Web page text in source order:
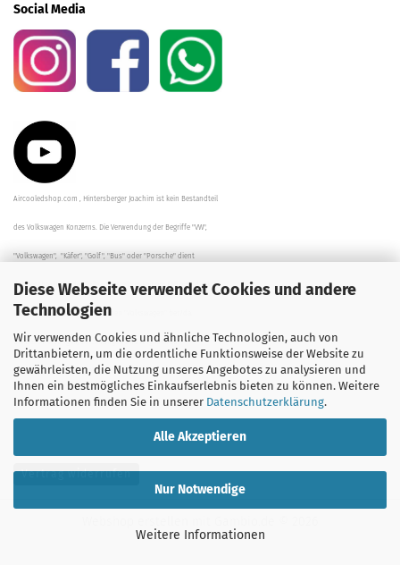
Diese Webseite verwendet Cookies und andere
Technologien
Wir verwenden Cookies und ähnliche Technologien, auch von
Drittanbietern, um die ordentliche Funktionsweise der Website zu
gewährleisten, die Nutzung unseres Angebotes zu analysieren und
Ihnen ein bestmögliches Einkaufserlebnis bieten zu können. Weitere
Informationen finden Sie in unserer Datenschutzerklärung.
Alle Akzeptieren
Nur Notwendige
Weitere Informationen
Social Media
Aircooledshop.com , Hintersberger Joachim ist kein Bestandteil
des Volkswagen Konzerns. Die Verwendung der Begriffe "VW",
"Volkswagen", "Käfer", "Golf", "Bus" oder "Porsche" dient
der Beschreibung der Teile und stellt in keinem Fall eine direkte
Verbindung zu dem Unternehmen "Volkswagen" her/da.
Die Beschreibungen, Zeichnungen und Angaben zur
Verwendung sind sorgfältig überprüft worden.
Vertrag widerrufen